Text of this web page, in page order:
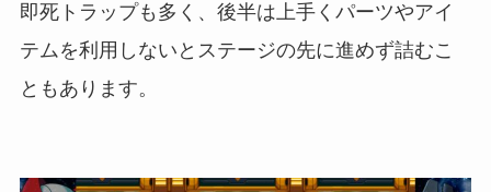
即死トラップも多く、後半は上手くパーツやアイ
テムを利用しないとステージの先に進めず詰むこ
ともあります。